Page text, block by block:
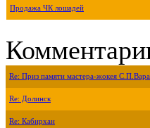
Продажа ЧК лошадей
Re: Приз памяти мастера-жокея
Re: Долинск
Re: Кабирхан